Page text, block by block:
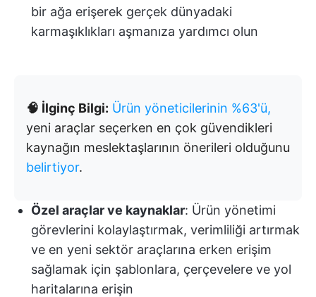
bir ağa erişerek gerçek dünyadaki
karmaşıklıkları aşmanıza yardımcı olun
🧠 İlginç Bilgi: Ürün yöneticilerinin %63'ü,
yeni araçlar seçerken en çok güvendikleri
kaynağın meslektaşlarının önerileri olduğunu
belirtiyor.
Özel araçlar ve kaynaklar: Ürün yönetimi
görevlerini kolaylaştırmak, verimliliği artırmak
ve en yeni sektör araçlarına erken erişim
sağlamak için şablonlara, çerçevelere ve yol
haritalarına erişin